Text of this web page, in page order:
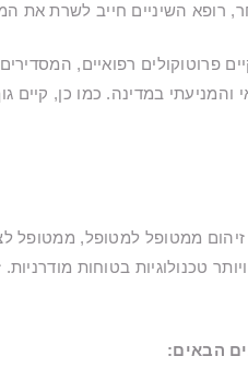
רופא השיניים חייב לשרת את
פרוטוקולים רפואיים,
הרפואי והמניעתי במדינה.
ממטופל למטופל, ממטופל
טכנולוגיות בטוחות
הבאים: